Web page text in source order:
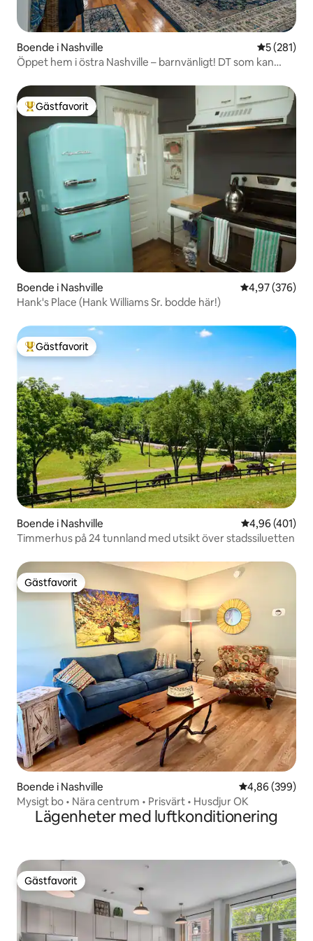
Boende i Nashville 5 av 5 i
5 (281)
Öppet hem i östra Nashville – barnvänligt! DT som kan
Populär gästfavorit
Gästfavorit
Boende i Nashville 4,97 av 5 i
4,97 (376)
Hank's Place (Hank Williams Sr. bodde här!)
Populär gästfavorit
Gästfavorit
Boende i Nashville 4,96 av 5 i
4,96 (401)
Timmerhus på 24 tunnland med utsikt över stadssiluetten
Gästfavorit
Gästfavorit
Boende i Nashville 4,86 av 5 i
4,86 (399)
Mysigt bo • Nära centrum • Prisvärt • Husdjur OK
Lägenheter med luftkonditionering
Gästfavorit
Gästfavorit